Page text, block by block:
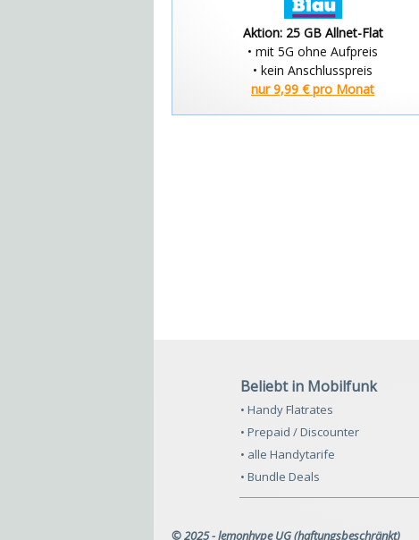
Aktion: 25 GB Allnet-Flat
• mit 5G ohne Aufpreis
• kein Anschlusspreis
nur 9,99 € pro Monat
Beliebt in Mobilfunk
• Handy Flatrates
• Prepaid / Discounter
• alle Handytarife
• Bundle Deals
© 2025 - lemonhype UG (haftungsbeschränkt)